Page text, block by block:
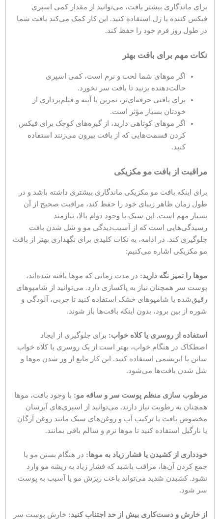
برای ماندگاری بیشتر بافت، می‌توانید از مقدار کمی اسپری
فیکس کننده یا ژل استفاده کنید. این کار کمک می‌کند بافت شما
در طول روز فرم خود را حفظ کند.
نکات مهم برای بافت بهتر
اگر موهای شما لخت و نرم است، کمی اسپری
حالت‌دهنده بزنید تا بافت سر نخورد.
برای بافتی حرفه‌ای‌تر، تمرین با آینه و فیلم‌برداری از
خودتان بسیار مؤثر است.
اگر موهای کوتاهی دارید، از گیره‌های کوچک برای فیکس
کردن قسمت‌هایی که از بافت بیرون می‌زنند استفاده
کنید.
مراقبت از بافت مو مکزیکی
برای اینکه بافت مو مکزیکی ماندگاری بیشتری داشته باشد و در
طول زمان ظاهر زیبای خود را حفظ کند، مراقبت صحیح از آن
بسیار مهم است. این سبک با وجود دوام بالا، نیازمند
رسیدگی‌هایی است که از آسیب‌دیدگی مو و شل شدن بافت
جلوگیری کند. در ادامه، به نکات کلیدی برای نگهداری بهتر از بافت
مو مکزیکی اشاره می‌کنیم:
موها را تمیز نگه دارید: در مدت زمانی که موها بافته شده‌اند،
پوست سر همچنان نیاز به پاکسازی دارد. می‌توانید از شامپوهای
رقیق‌شده یا شامپوهای خشک استفاده کنید تا چربی، آلودگی و
شوره از بین برود، بدون اینکه بافت‌ها باز شوند.
استفاده از روسری یا کلاه خواب: برای جلوگیری از ایجاد
اصطکاک در هنگام خواب، بهتر است از یک روسری یا کلاه خواب
ساتن یا ابریشمی استفاده کنید. این کار مانع از وز شدن موها و
شل شدن بافت‌ها می‌شود.
مرطوب سازی منظم پوست سر و ساقه مو: با وجود بافت، موها
همچنان به رطوبت نیاز دارند. می‌توانید از اسپری‌های آبرسان
مخصوص بافت یا ترکیب آب و روغن‌های سبک مانند روغن آرگان
یا نارگیل استفاده کنید تا موها نرم و سالم باقی بمانند.
خودداری از کشیدن یا فشار زیاد به موها: در هنگام بستن مو یا
جمع کردن آن‌ها، مراقب باشید که فشار زیاد به ریشه مو وارد
نشود. کشیدن شدید می‌تواند باعث ریزش مو یا آسیب به پوست
سر شود.
از خارش و دست‌کاری بیش از حد اجتناب کنید: خارش پوست سر